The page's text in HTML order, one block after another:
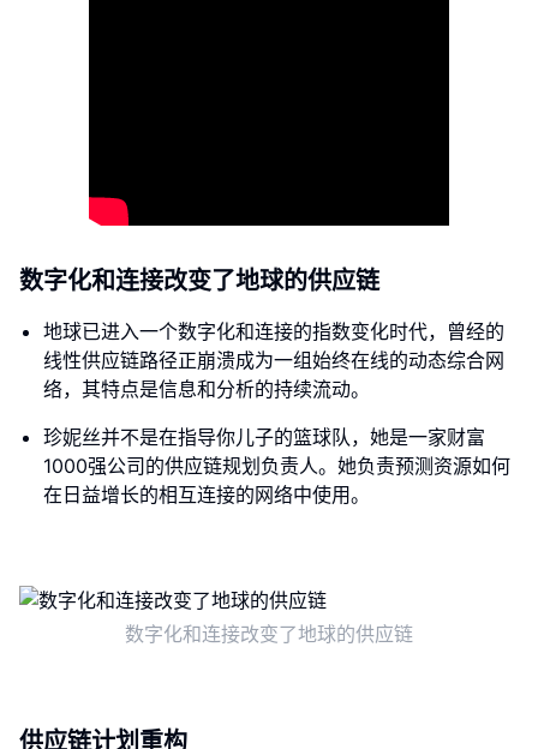
数字化和连接改变了地球的供应链
地球已进入一个数字化和连接的指数变化时代，曾经的
线性供应链路径正崩溃成为一组始终在线的动态综合网
络，其特点是信息和分析的持续流动。
珍妮丝并不是在指导你儿子的篮球队，她是一家财富
1000强公司的供应链规划负责人。她负责预测资源如何
在日益增长的相互连接的网络中使用。
数字化和连接改变了地球的供应链
供应链计划重构